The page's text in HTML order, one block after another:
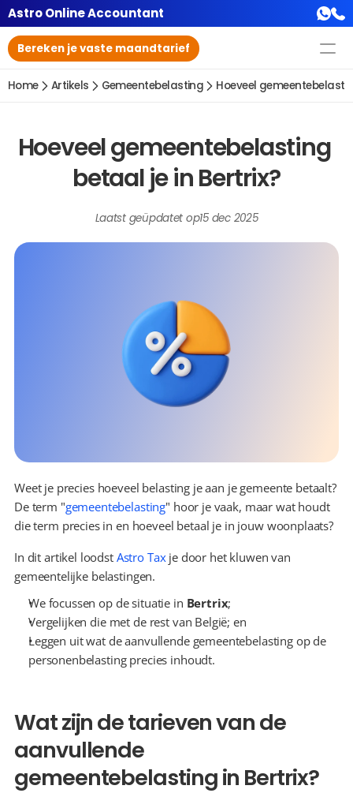
Astro Online Accountant
Bereken je vaste maandtarief
Home Artikels Gemeentebelasting Hoeveel
Hoeveel gemeentebelasting
betaal je in Bertrix?
Laatst geüpdatet op15 dec 2025
Weet je precies hoeveel belasting je aan je gemeente betaalt?
De term "gemeentebelasting" hoor je vaak, maar wat houdt
die term precies in en hoeveel betaal je in jouw woonplaats?
In dit artikel loodst Astro Tax je door het kluwen van
gemeentelijke belastingen.
We focussen op de situatie in Bertrix;
Vergelijken die met de rest van België; en
Leggen uit wat de aanvullende gemeentebelasting op de
personenbelasting precies inhoudt.
Wat zijn de tarieven van de
aanvullende
gemeentebelasting in Bertrix?